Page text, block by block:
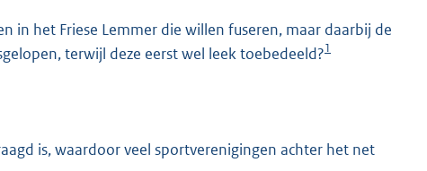
e
:
b
in het Friese Lemmer die willen fuseren, maar daarbij de
terwijl deze eerst wel leek toebedeeld?1
is, waardoor veel sportverenigingen achter het net